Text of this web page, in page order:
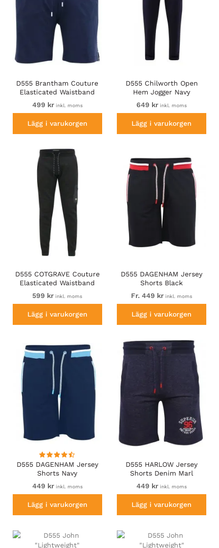
D555 Brantham Couture
Elasticated Waistband
Shorts Navy
499 krinkl. moms
Lägg i varukorgen
D555 Chilworth Open
Hem Jogger Navy
649 kr inkl. moms
Lägg i varukorgen
D555 COTGRAVE Couture
Elasticated Waistband
Jogger With Woven Fabric
Trim Black
599 kr inkl. moms
Lägg i varukorgen
D555 DAGENHAM Jersey
Shorts Black
Fr. 449 kr inkl. moms
Lägg i varukorgen
D555 DAGENHAM Jersey
Shorts Navy
449 krinkl. moms
Lägg i varukorgen
D555 HARLOW Jersey
Shorts Denim Marl
449 kr inkl. moms
Lägg i varukorgen